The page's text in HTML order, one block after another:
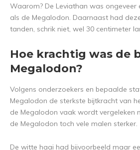
Waarom? De Leviathan was
als de Megalodon. Daarnaast had
tanden, schrik niet, wel 30 centimeter
Hoe krachtig was de
Megalodon?
Volgens onderzoekers en bepaalde
Megalodon de sterkste bijtkracht van
de Megalodon vaak wordt vergeleken
de Megalodon toch vele malen sterker.
De witte haai had bijvoorbeeld maar